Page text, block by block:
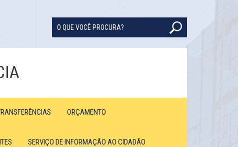
ORÇAMENTO
SERVIÇO DE INFORMAÇÃO AO CIDADÃO